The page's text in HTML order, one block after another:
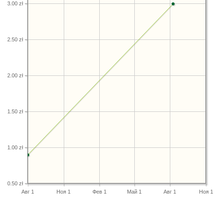
Авг 1 Ноя 1 Фев 1 Май 1 Авг 1 Ноя 1
0.50 zł
1.00 zł
1.50 zł
2.00 zł
2.50 zł
3.00 zł